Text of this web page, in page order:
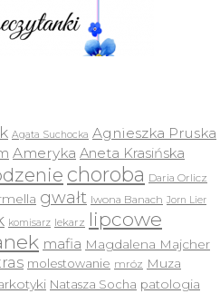
Agata Suchocka Agnieszka Pruska
Ameryka Aneta Krasińska
choroba Daria Orlicz
gwałt Iwona Banach Jorn Lier
komisarz lekarz lipcowe
mafia Magdalena Majcher
molestowanie mróz Muza
Natasza Socha patologia